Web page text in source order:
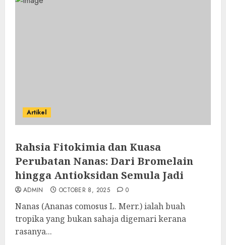
Artikel
Rahsia Fitokimia dan Kuasa
Perubatan Nanas: Dari Bromelain
hingga Antioksidan Semula Jadi
ADMIN OCTOBER 8, 2025 0
Nanas (Ananas comosus L. Merr.) ialah buah
tropika yang bukan sahaja digemari kerana
rasanya...